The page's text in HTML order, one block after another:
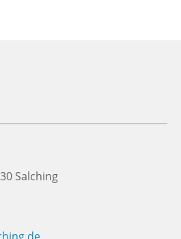
Salching